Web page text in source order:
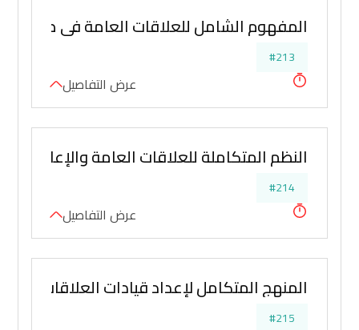
المفهوم الشامل للعلاقات العامة في ضوء
#213
عرض التفاصيل
النظم المتكاملة للعلاقات العامة والإعلام
#214
عرض التفاصيل
المنهج المتكامل لإعداد قيادات العلاقات
#215